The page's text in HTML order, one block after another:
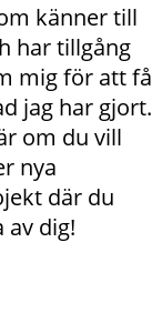
känner till
har tillgång
mig för att få
jag har gjort.
om du vill
nya
där du
av dig!